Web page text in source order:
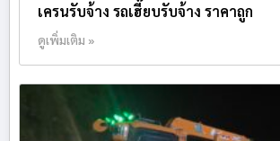
เครนรับจ้าง รถเฮี๊ยบรับจ้าง ราคาถูก
ดูเพิ่มเติม »